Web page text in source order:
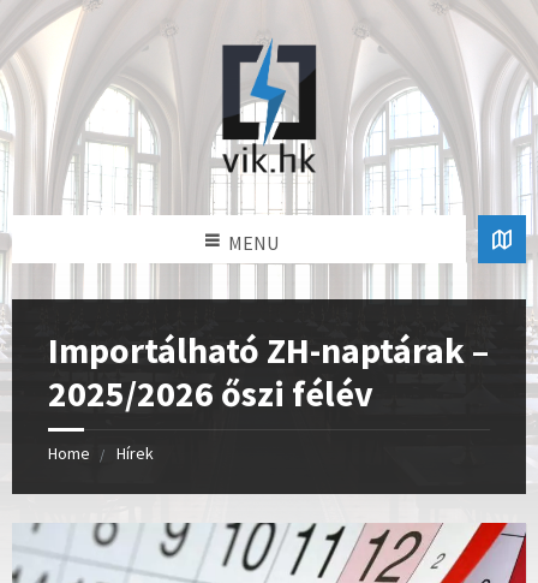
MENU
Importálható ZH-naptárak –
2025/2026 őszi félév
Home Hírek